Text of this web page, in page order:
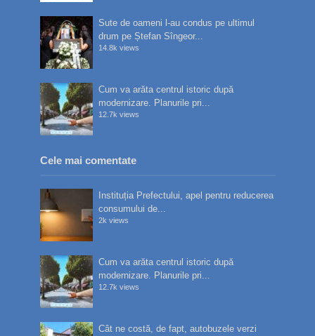
Sute de oameni l-au condus pe ultimul
drum pe Ștefan Sîngeor...
14.8k views
Cum va arăta centrul istoric după
modernizare. Planurile pri...
12.7k views
Cele mai comentate
Instituția Prefectului, apel pentru reducerea
consumului de...
2k views
Cum va arăta centrul istoric după
modernizare. Planurile pri...
12.7k views
Cât ne costă, de fapt, autobuzele verzi